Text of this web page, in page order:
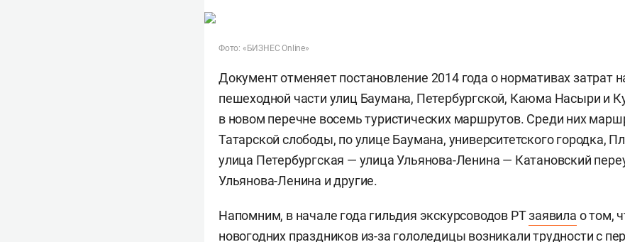
Фото: «БИЗНЕС Online»
Документ отменяет постановление 2014 года о нормативах затрат
пешеходной части улиц Баумана, Петербургской, Каюма Насыри и
в новом перечне восемь туристических маршрутов. Среди них
Татарской слободы, по улице Баумана, университетского городка,
улица Петербургская — улица Ульянова-Ленина — Катановский
Ульянова-Ленина и другие.
Напомним, в начале года гильдия экскурсоводов РТзаявила о том,
новогодних праздников из-за гололедицы возникали трудности с